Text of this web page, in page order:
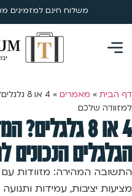
משלוח חינם למזמינים מעל 199 ₪ | 4-5 ימי
דף הבית » מאמרים »
4 או 8
למזוודה שלכם
4 או 8
הגלגלים הנכונים